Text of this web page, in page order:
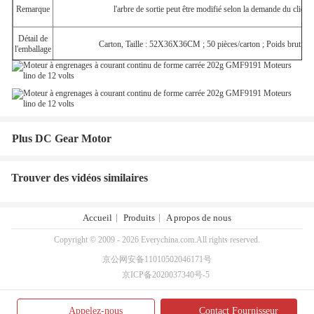
Remarque l'arbre de sortie peut être modifié selon la demande du client.
Détail de
l'emballage
Carton, Taille : 52X36X36CM ; 50 pièces/carton ; Poids brut :
Plus DC Gear Motor
Trouver des vidéos similaires
Appelez-nous Contact Fournisseur
Accueil Produits A propos de nous
Copyright © 2009 - 2026 Everychina.com.All rights reserved.
京公网安备11010502046171号
京ICP备2020037340号-5